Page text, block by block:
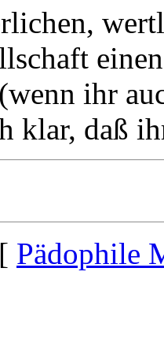
ihr
klar, daß
[ Pädophile